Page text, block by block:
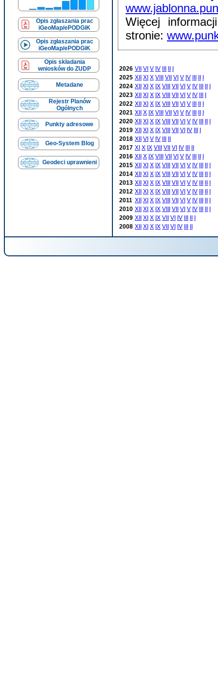
Opis zgłaszania prac
iGeoMap/ePODGiK
Opis zgłaszania prac
iGeoMap/ePODGiK
Opis składania
wniosków do ZUDP
Metadane
Rejestr Planów
Ogólnych
Punkty adresowe
Geo-System Blog
Geodeci uprawnieni
Więcej
stronie:
2026 VII VI V IV
2025 XII XI X VIII VII VI V IV
2024 XII XI X IX VIII VII VI V IV
2023 XII XI X IX VIII VII VI V IV
2022 XII XI X IX VIII VII VI V
2021 XII X IX VIII VII VI V IV
2020 XII XI X IX VIII VII VI V IV
2019 XII XI X IX VIII VII VI IV
2018 XII VI V IV
2017 XI X IX VIII VII VI IV
2016 XII X IX VIII VII VI V IV
2015 XII XI X IX VIII VII VI V IV
2014 XII XI X IX VIII VII VI V IV
2013 XII XI X IX VIII VII VI V IV
2012 XII XI X IX VIII VII VI V IV
2011 XII XI X IX VIII VII VI V IV
2010 XII XI X IX VIII VII VI V IV
2009 XII XI X IX VII VI IV
2008 XII XI X IX VII VI IV